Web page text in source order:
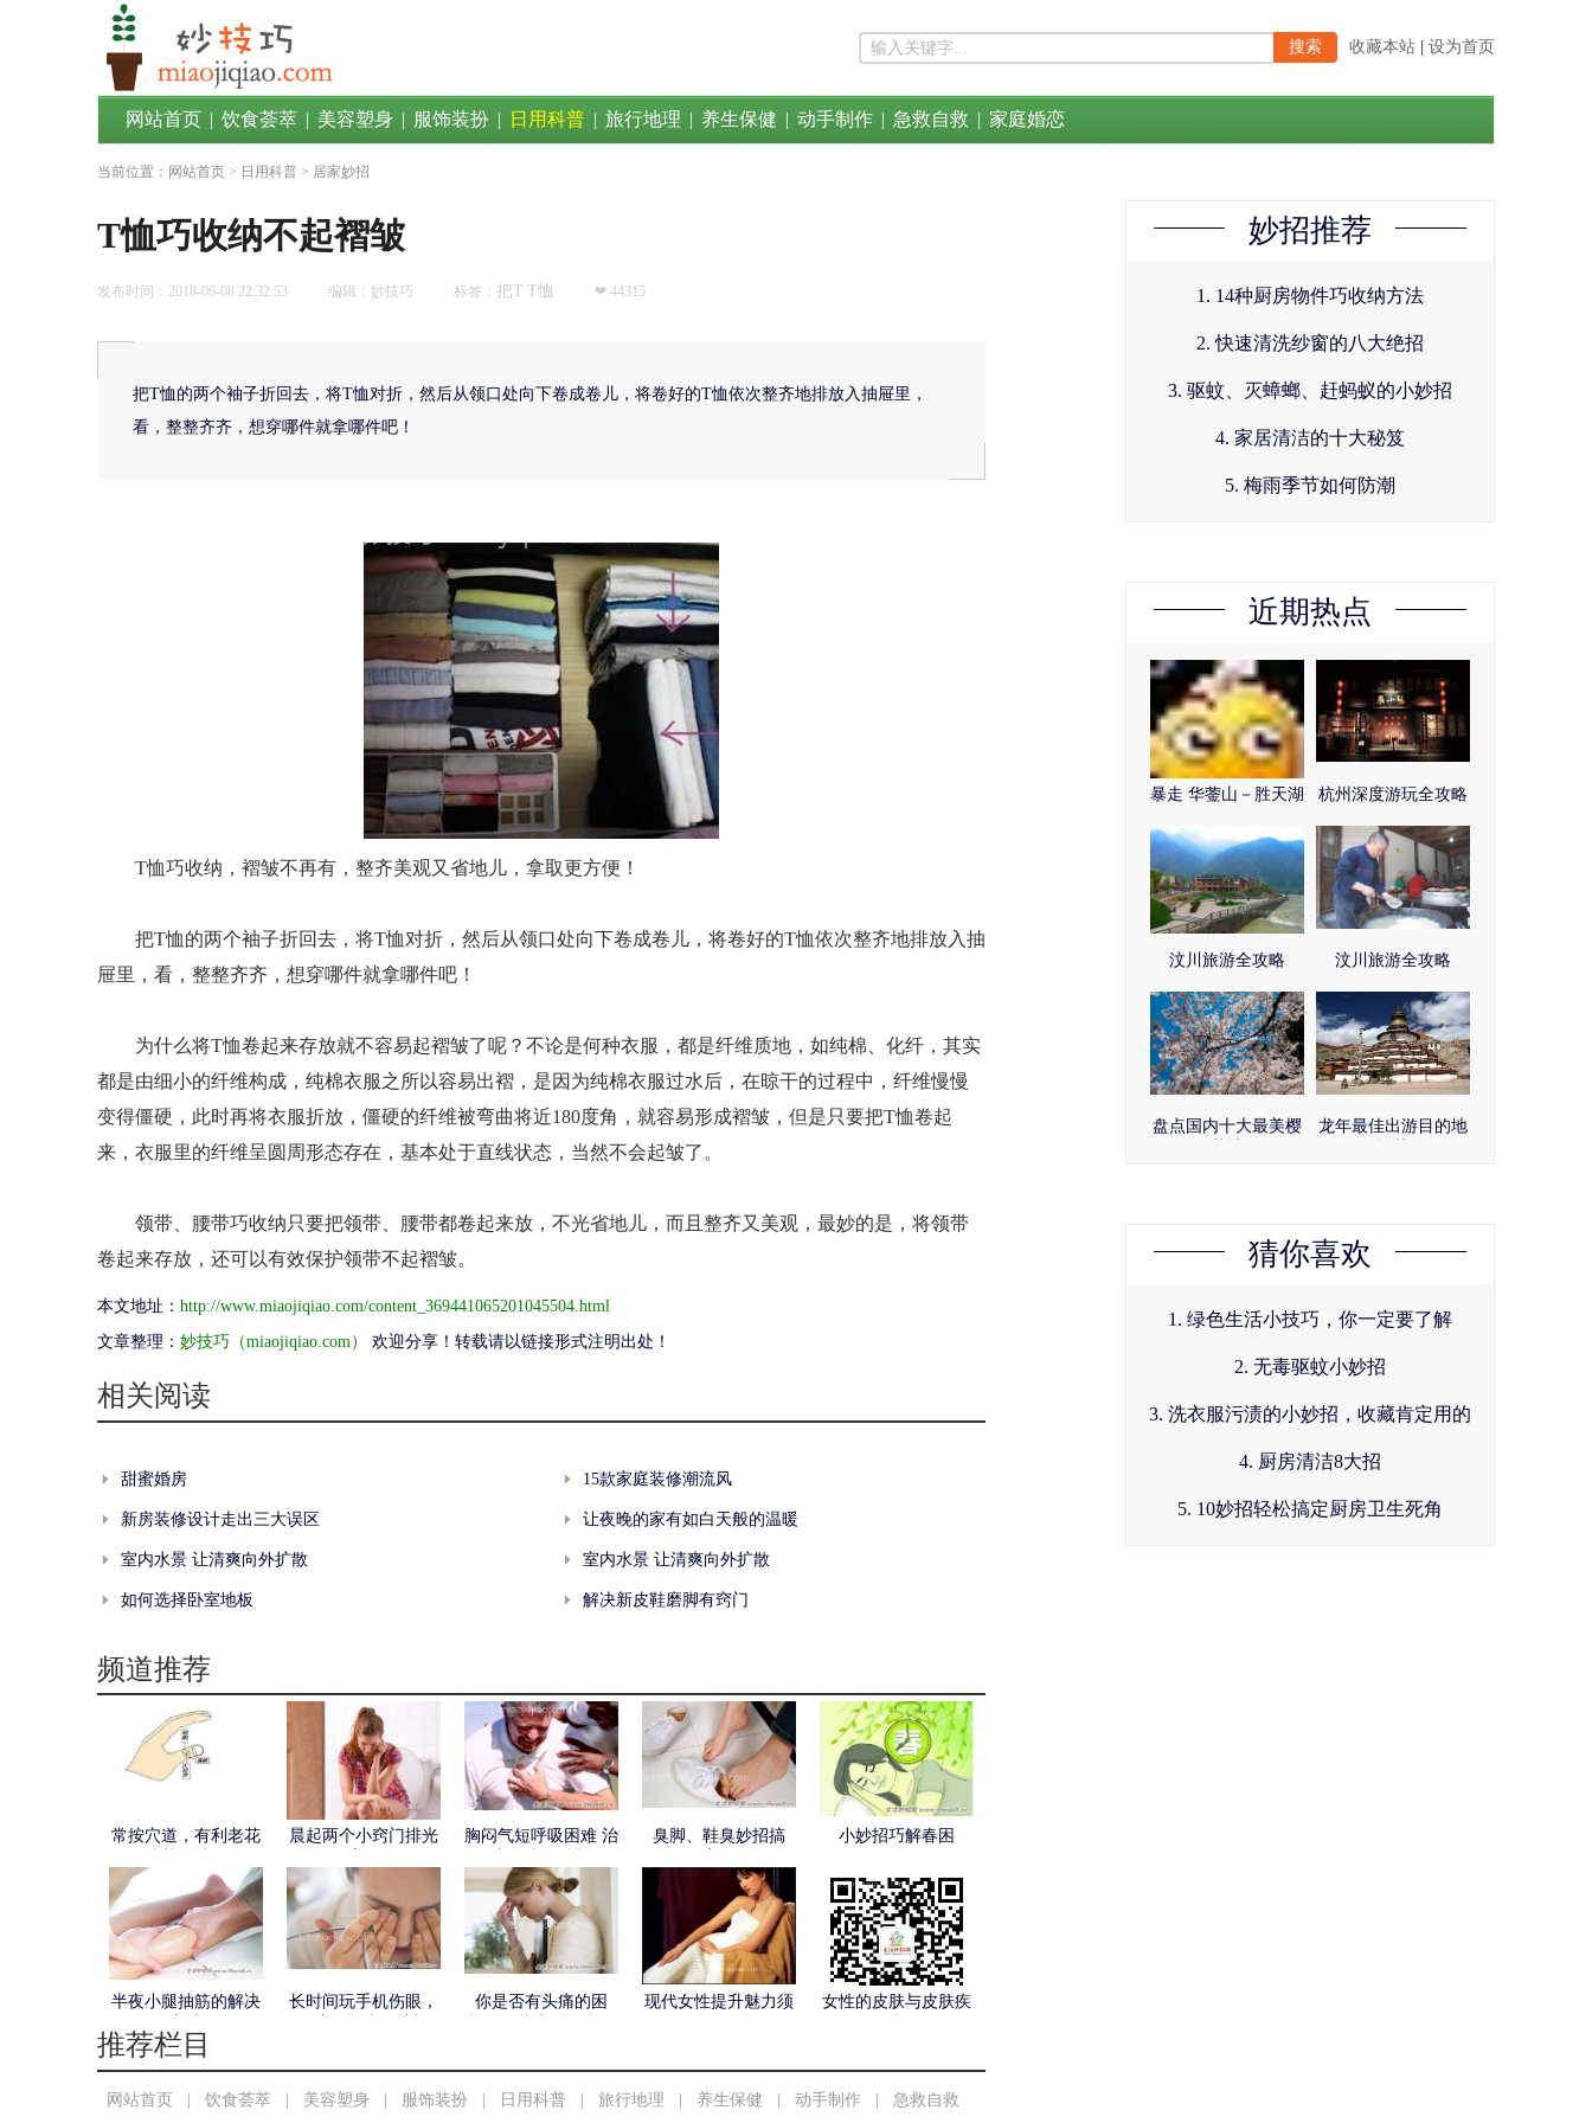
收藏本站 设为首页
网站首页 | 饮食荟萃 | 美容塑身 | 服饰装扮 | 日用科普 | 旅行地理 | 养生保健 | 动手制作 | 急救自救 | 家庭婚恋
当前位置： 网站首页 > 日用科普 > 居家妙招
T恤巧收纳不起褶皱
发布时间：2018-06-08 22:32:53 编辑：妙技巧 标签： 把T T恤 ❤ 44315
把T恤的两个袖子折回去，将T恤对折，然后从领口处向下卷成卷儿，将卷好的T恤依次整齐地排放入抽屉里，
看，整整齐齐，想穿哪件就拿哪件吧！
T恤巧收纳，褶皱不再有，整齐美观又省地儿，拿取更方便！
把T恤的两个袖子折回去，将T恤对折，然后从领口处向下卷成卷儿，将卷好的T恤依次整齐地排放入抽
屉里，看，整整齐齐，想穿哪件就拿哪件吧！
为什么将T恤卷起来存放就不容易起褶皱了呢？不论是何种衣服，都是纤维质地，如纯棉、化纤，其实
都是由细小的纤维构成，纯棉衣服之所以容易出褶，是因为纯棉衣服过水后，在晾干的过程中，纤维慢慢
变得僵硬，此时再将衣服折放，僵硬的纤维被弯曲将近180度角，就容易形成褶皱，但是只要把T恤卷起
来，衣服里的纤维呈圆周形态存在，基本处于直线状态，当然不会起皱了。
领带、腰带巧收纳只要把领带、腰带都卷起来放，不光省地儿，而且整齐又美观，最妙的是，将领带
卷起来存放，还可以有效保护领带不起褶皱。
本文地址： http://www.miaojiqiao.com/content_369441065201045504.html
文章整理： 妙技巧（miaojiqiao.com） 欢迎分享！转载请以链接形式注明出处！
相关阅读
甜蜜婚房 15款家庭装修潮流风
新房装修设计走出三大误区 让夜晚的家有如白天般的温暖
室内水景 让清爽向外扩散 室内水景 让清爽向外扩散
如何选择卧室地板 解决新皮鞋磨脚有窍门
频道推荐
常按穴道，有利老花
晨起两个小窍门排光
胸闷气短呼吸困难 治
臭脚、鞋臭妙招搞
小妙招巧解春困
半夜小腿抽筋的解决
长时间玩手机伤眼，
你是否有头痛的困
现代女性提升魅力须
女性的皮肤与皮肤疾
推荐栏目
网站首页 饮食荟萃 美容塑身 服饰装扮 日用科普 旅行地理 养生保健 动手制作 急救自救
妙招推荐
1. 14种厨房物件巧收纳方法
2. 快速清洗纱窗的八大绝招
3. 驱蚊、灭蟑螂、赶蚂蚁的小妙招
4. 家居清洁的十大秘笈
5. 梅雨季节如何防潮
近期热点
暴走 华蓥山－胜天湖 杭州深度游玩全攻略
汶川旅游全攻略 汶川旅游全攻略
盘点国内十大最美樱
龙年最佳出游目的地
猜你喜欢
1. 绿色生活小技巧，你一定要了解
2. 无毒驱蚊小妙招
3. 洗衣服污渍的小妙招，收藏肯定用的
到！
4. 厨房清洁8大招
5. 10妙招轻松搞定厨房卫生死角